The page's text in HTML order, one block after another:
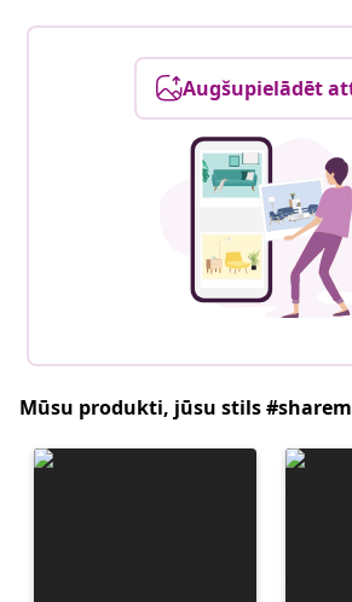
Augšupielādēt
Mūsu produkti, jūsu stils